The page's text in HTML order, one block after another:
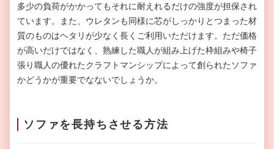
多少の負荷がかかってもそれに耐えれるだけの強度が担保され
ています。また、ウレタンも同様に芯がしっかりとつまった材
質のものはヘタリが少なく長くご利用いただけます。ただ価格
が高いだけではなく、熟練した職人が組み上げた枠組みや椅子
張り職人の優れたクラフトマンシップによって創られたソファ
かどうかが重要でなないでしょうか。
ソファを長持ちさせる方法